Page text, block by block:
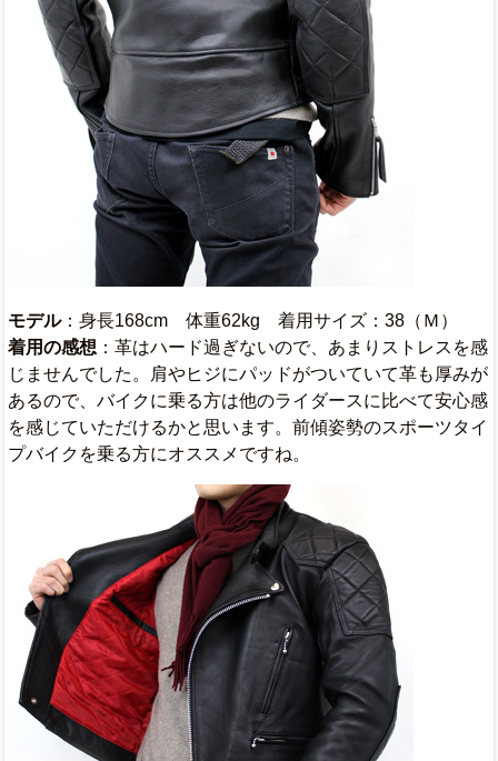
モデル：身長168cm 体重62kg 着用サイズ：38（Ｍ）
着用の感想 ：革はハード過ぎないので、あまりストレスを感
じませんでした。肩やヒジにパッドがついていて革も厚みが
あるので、バイクに乗る方は他のライダースに比べて安心感
を感じていただけるかと思います。前傾姿勢のスポーツタイ
プバイクを乗る方にオススメですね。